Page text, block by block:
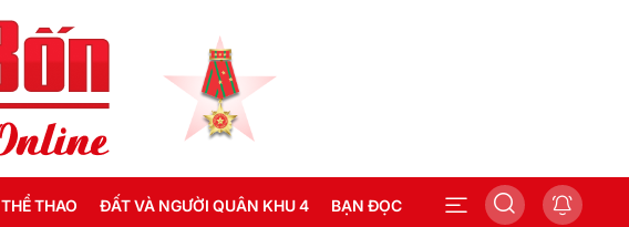
THỂ THAO ĐẤT VÀ NGƯỜI QUÂN KHU 4 BẠN ĐỌC